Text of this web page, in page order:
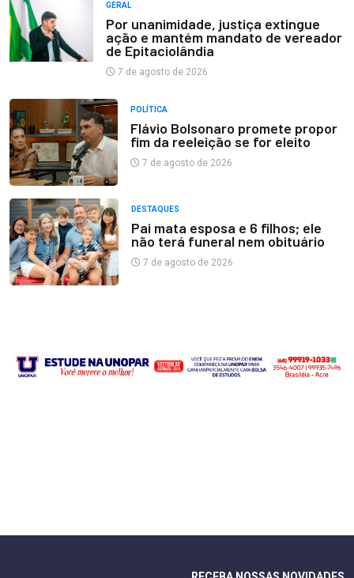
GERAL
Por unanimidade, justiça extingue
ação e mantém mandato de vereador
de Epitaciolândia
7 de agosto de 2026
POLÍTICA
Flávio Bolsonaro promete propor
fim da reeleição se for eleito
7 de agosto de 2026
DESTAQUES
Pai mata esposa e 6 filhos; ele
não terá funeral nem obituário
7 de agosto de 2026